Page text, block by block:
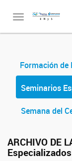
Toggle
Formación de
Seminarios
Semana del
ARCHIVO DE
Especializados